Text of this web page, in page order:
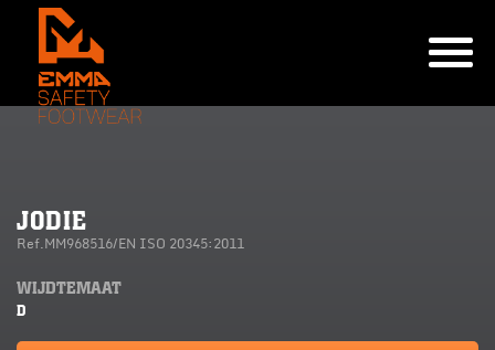
JODIE
Ref.MM968516/EN ISO 20345:2011
WIJDTEMAAT
D